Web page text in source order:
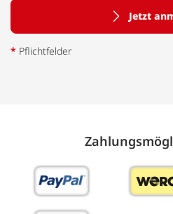
Jetzt
* Pflichtfelder